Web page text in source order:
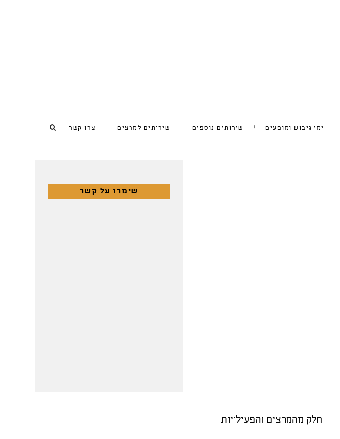
ימי גיבוש ומופעים שירותים נוספים שירותים למרצים צרו קשר
שימרו על קשר
חלק מהמרצים והפעילויות